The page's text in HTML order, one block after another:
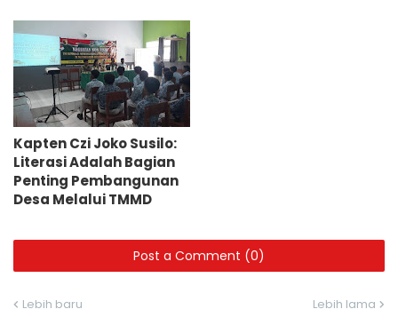
Kapten Czi Joko Susilo:
Literasi Adalah Bagian
Penting Pembangunan
Desa Melalui TMMD
Post a Comment (0)
Lebih baru Lebih lama